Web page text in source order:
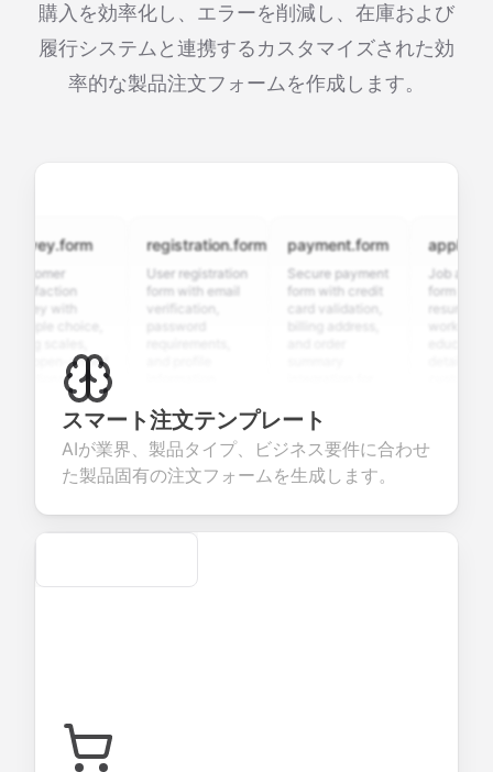
購入を効率化し、エラーを削減し、在庫および
履行システムと連携するカスタマイズされた効
率的な製品注文フォームを作成します。
with
open-ended
valuable
about
products or
registration.form
User registration
form with email
verification,
seamless
account
creation.
payment.form
Secure payment
form with credit
card validation,
commerce
transactions.
Job
form with
resume
candidate
スマート注文テンプレート
AIが業界、製品タイプ、ビジネス要件に合わせ
た製品固有の注文フォームを生成します。
Secure